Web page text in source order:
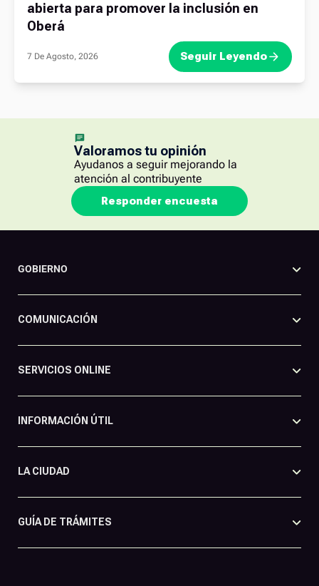
abierta para promover la inclusión en
Oberá
7 De Agosto, 2026 Seguir Leyendo
Valoramos tu opinión
Ayudanos a seguir mejorando la
atención al contribuyente
Responder encuesta
GOBIERNO
COMUNICACIÓN
SERVICIOS ONLINE
INFORMACIÓN ÚTIL
LA CIUDAD
GUÍA DE TRÁMITES